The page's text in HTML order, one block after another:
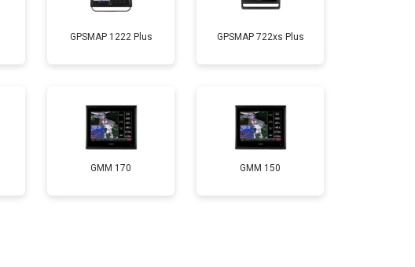
GPSMAP 1222 Plus GPSMAP 722xs Plus
GMM 170 GMM 150